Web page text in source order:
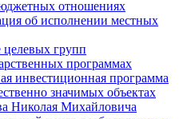
отношениях
об исполнении местных
целевых групп
программах
инвестиционная программа
значимых объектах
Николая Михайловича